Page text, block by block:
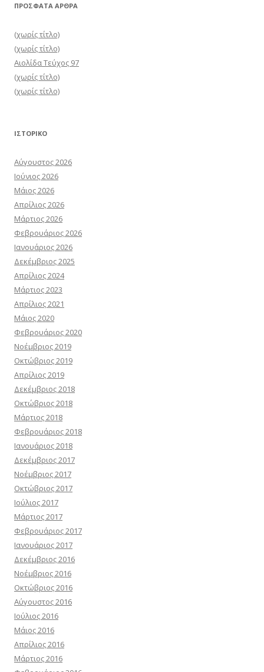
ΠΡΌΣΦΑΤΑ ΆΡΘΡΑ
(χωρίς τίτλο)
(χωρίς τίτλο)
Αιολίδα Τεύχος 97
(χωρίς τίτλο)
(χωρίς τίτλο)
ΙΣΤΟΡΙΚΌ
Αύγουστος 2026
Ιούνιος 2026
Μάιος 2026
Απρίλιος 2026
Μάρτιος 2026
Φεβρουάριος 2026
Ιανουάριος 2026
Δεκέμβριος 2025
Απρίλιος 2024
Μάρτιος 2023
Απρίλιος 2021
Μάιος 2020
Φεβρουάριος 2020
Νοέμβριος 2019
Οκτώβριος 2019
Απρίλιος 2019
Δεκέμβριος 2018
Οκτώβριος 2018
Μάρτιος 2018
Φεβρουάριος 2018
Ιανουάριος 2018
Δεκέμβριος 2017
Νοέμβριος 2017
Οκτώβριος 2017
Ιούλιος 2017
Μάρτιος 2017
Φεβρουάριος 2017
Ιανουάριος 2017
Δεκέμβριος 2016
Νοέμβριος 2016
Οκτώβριος 2016
Αύγουστος 2016
Ιούλιος 2016
Μάιος 2016
Απρίλιος 2016
Μάρτιος 2016